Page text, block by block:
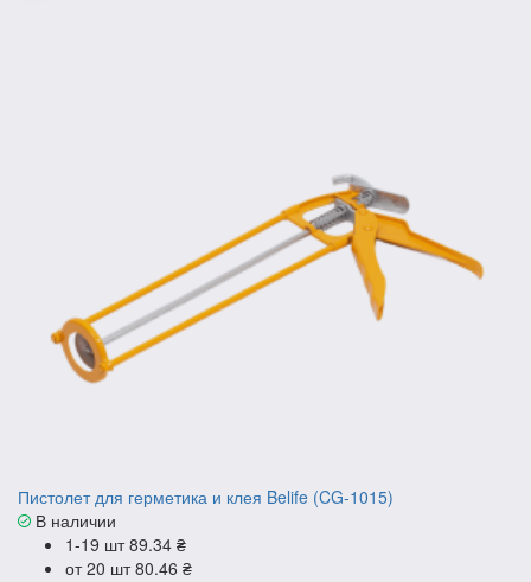
Пистолет для герметика и клея Belife (CG-1015)
В наличии
1-19 шт89.34 ₴
от 20 шт80.46 ₴